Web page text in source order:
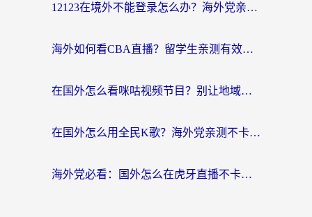
12123在境外不能登录怎么办？海外党亲测有效的回国加速方案
海外如何看CBA直播？留学生亲测有效的体育赛事观看指南
在国外怎么看咪咕视频节目？别让地域限制挡住你的追剧自由
在国外怎么用全民K歌？海外党亲测不卡顿的回国加速秘籍
海外党必看：国外怎么在虎牙直播不卡顿？附腾讯视频网易云音乐解决方案